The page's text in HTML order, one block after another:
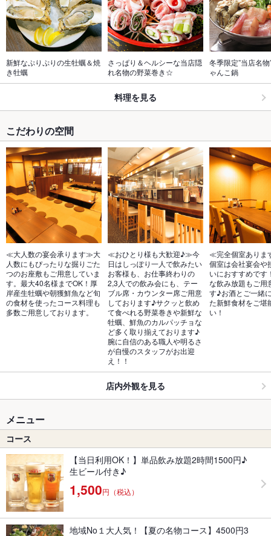
新鮮なぷりぷりの生牡蠣＆焼
き牡蠣
さっぱり＆ヘルシーな当店隠
れ名物の野菜巻き☆
冬季限定”当店名
ゃんこ鍋
料理を見る
こだわりの空間
≪大人数の宴会承ります≫大
人数にもぴったりな掘りごた
つのお座敷もご用意していま
す。最大40名様までOK！厚
岸産生牡蠣や朝獲鮮魚など旬
の食材を使ったコース料理も
多数ご用意しております。
≪おひとり様も大歓迎♪≫今
日はしっぽり一人で飲みたい
お客様も、お仕事終わりの
2,3人での飲み会にも、テー
ブル席・カウンター席ご用意
しております♪サクッと飲め
て食べれる野菜巻きや新鮮な
牡蠣、鮮魚のカルパッチョな
ど多く取り揃えております♪
腕に自信のある職人や明るさ
が自慢のスタッフがお出迎
え！！
≪完全個室あり
個室は会社宴会や
いにおすすめです
な飲み放題もご用
す♪お酒とご一緒
た新鮮食材をご堪
い！
店内外観を見る
メニュー
コース
【当日利用OK！】単品飲み放題2時間1500円♪
生ビール付き♪
1,500円（税込）
地域No１大人気！【夏の名物コース】4500円3